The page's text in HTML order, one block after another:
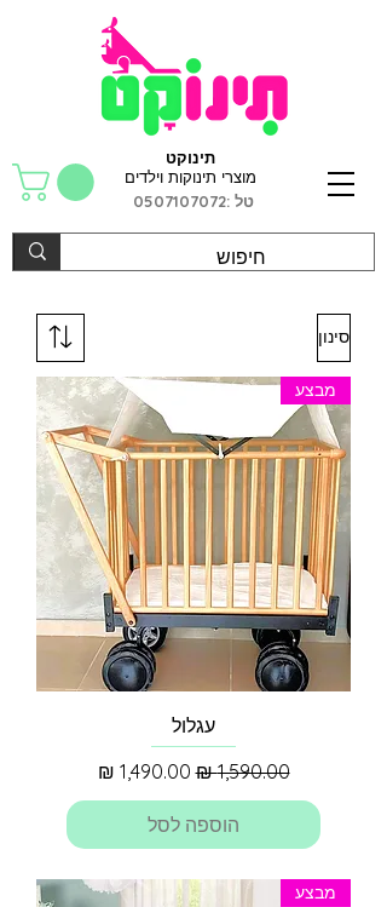
תינוקט
מוצרי תינוקות וילדים
טל :0507107072
סינון
מבצע
עגלול
מחיר רגיל‏1,590.00 ‏₪ מחיר מבצע
הוספה לסל
מבצע